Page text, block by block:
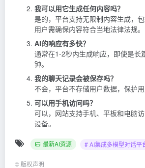
我可以用它生成任何内容吗？
是的，平台支持无限制内容生成，
用户需确保内容符合当地法律法规。
AI的响应有多快？
通常在1-2秒内生成响应，即使是长
钟。
我的聊天记录会被保存吗？
不会，平台不存储用户数据，保护用
可以用手机访问吗？
可以，网站支持手机、平板和电脑
设备。
最新AI资源 # AI集成多模型对话平
© 版权声明